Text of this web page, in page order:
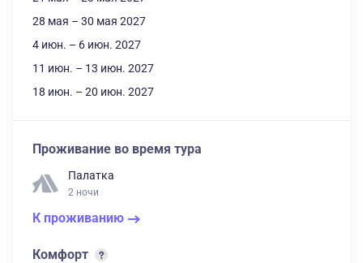
28 мая – 30 мая 2027
4 июн. – 6 июн. 2027
11 июн. – 13 июн. 2027
18 июн. – 20 июн. 2027
Проживание во время тура
Палатка
2 ночи
К проживанию
Комфорт